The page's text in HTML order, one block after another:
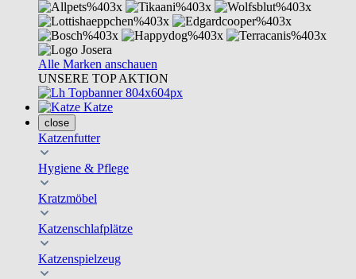
Alle Marken anschauen
UNSERE TOP AKTION
Katze
close
Katzenfutter
Hygiene & Pflege
Kratzmöbel
Katzenschlafplätze
Katzenspielzeug